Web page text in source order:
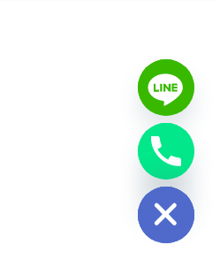
Hide
chaty